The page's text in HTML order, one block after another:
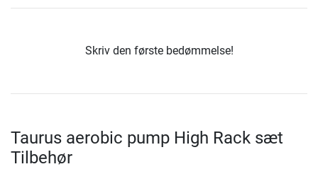
Skriv den første bedømmelse!
Taurus aerobic pump High Rack sæt
Tilbehør